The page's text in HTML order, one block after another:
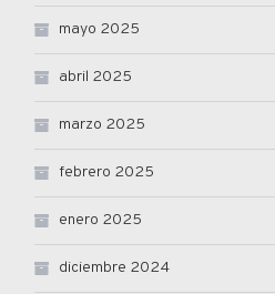
mayo 2025
abril 2025
marzo 2025
febrero 2025
enero 2025
diciembre 2024